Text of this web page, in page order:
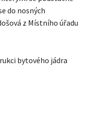
do nosných
z Místního úřadu
bytového jádra